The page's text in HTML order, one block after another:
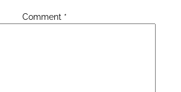
Comment *